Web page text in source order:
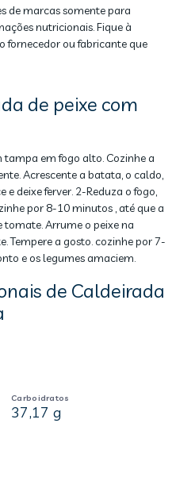
de marcas somente para
nutricionais. Fique à
fornecedor ou fabricante que
de peixe com
em fogo alto. Cozinhe a
Acrescente a batata, o caldo,
e deixe ferver. 2-Reduza o fogo,
por 8-10 minutos , até que a
Arrume o peixe na
Tempere a gosto. cozinhe por 7-
e os legumes amaciem.
de Caldeirada
Carboidratos
37,17 g